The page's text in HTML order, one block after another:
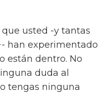
usted -y tantas
han experimentado
están dentro. No
duda al
tengas ninguna